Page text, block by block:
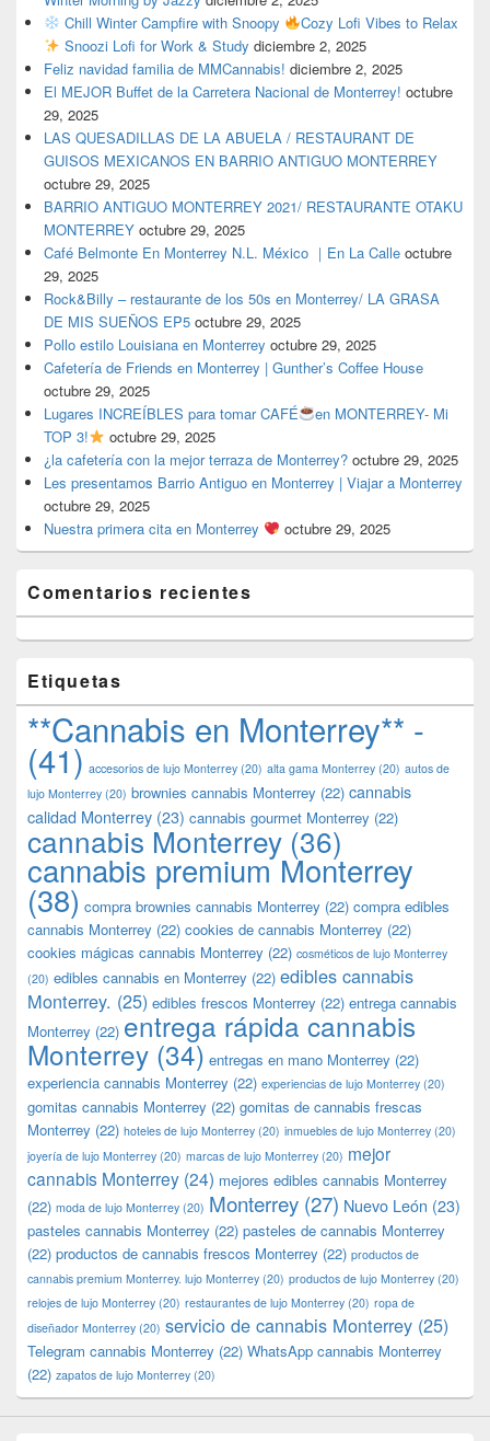
Chill Winter Campfire with Snoopy
Cozy Lofi Vibes to Relax
Snoozi Lofi for Work & Study diciembre 2, 2025
Feliz navidad familia de MMCannabis! diciembre 2, 2025
El MEJOR Buffet de la Carretera Nacional de Monterrey! octubre
29, 2025
LAS QUESADILLAS DE LA ABUELA / RESTAURANT DE
GUISOS MEXICANOS EN BARRIO ANTIGUO MONTERREY
octubre 29, 2025
BARRIO ANTIGUO MONTERREY 2021/ RESTAURANTE OTAKU
MONTERREY octubre 29, 2025
Café Belmonte En Monterrey N.L. México ｜En La Calle octubre
29, 2025
Rock&Billy – restaurante de los 50s en Monterrey/ LA GRASA
DE MIS SUEÑOS EP5 octubre 29, 2025
Pollo estilo Louisiana en Monterrey octubre 29, 2025
Cafetería de Friends en Monterrey | Gunther’s Coffee House
octubre 29, 2025
Lugares INCREÍBLES para tomar CAFÉ
en MONTERREY- Mi
TOP 3!
octubre 29, 2025
¿la cafetería con la mejor terraza de Monterrey? octubre 29, 2025
Les presentamos Barrio Antiguo en Monterrey | Viajar a Monterrey
octubre 29, 2025
Nuestra primera cita en Monterrey
octubre 29, 2025
Comentarios recientes
Etiquetas
**Cannabis en Monterrey** -
(41) accesorios de lujo Monterrey (20) alta gama Monterrey (20) autos de
lujo Monterrey (20) brownies cannabis Monterrey (22) cannabis
calidad Monterrey (23) cannabis gourmet Monterrey (22)
cannabis Monterrey (36)
cannabis premium Monterrey
(38) compra brownies cannabis Monterrey (22) compra edibles
cannabis Monterrey (22) cookies de cannabis Monterrey (22)
cookies mágicas cannabis Monterrey (22) cosméticos de lujo Monterrey
(20) edibles cannabis en Monterrey (22) edibles cannabis
Monterrey. (25) edibles frescos Monterrey (22) entrega cannabis
Monterrey (22) entrega rápida cannabis
Monterrey (34) entregas en mano Monterrey (22)
experiencia cannabis Monterrey (22) experiencias de lujo Monterrey (20)
gomitas cannabis Monterrey (22) gomitas de cannabis frescas
Monterrey (22) hoteles de lujo Monterrey (20) inmuebles de lujo Monterrey (20)
joyería de lujo Monterrey (20) marcas de lujo Monterrey (20) mejor
cannabis Monterrey (24) mejores edibles cannabis Monterrey
(22) moda de lujo Monterrey (20) Monterrey (27) Nuevo León (23)
pasteles cannabis Monterrey (22) pasteles de cannabis Monterrey
(22) productos de cannabis frescos Monterrey (22) productos de
cannabis premium Monterrey. lujo Monterrey (20) productos de lujo Monterrey (20)
relojes de lujo Monterrey (20) restaurantes de lujo Monterrey (20) ropa de
diseñador Monterrey (20) servicio de cannabis Monterrey (25)
Telegram cannabis Monterrey (22) WhatsApp cannabis Monterrey
(22) zapatos de lujo Monterrey (20)